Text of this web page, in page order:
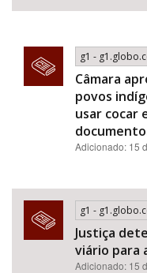
g1 -
Câmara
povos
usar cocar
Adicionado: 15
g1 -
Justiça
viário para
Adicionado: 15